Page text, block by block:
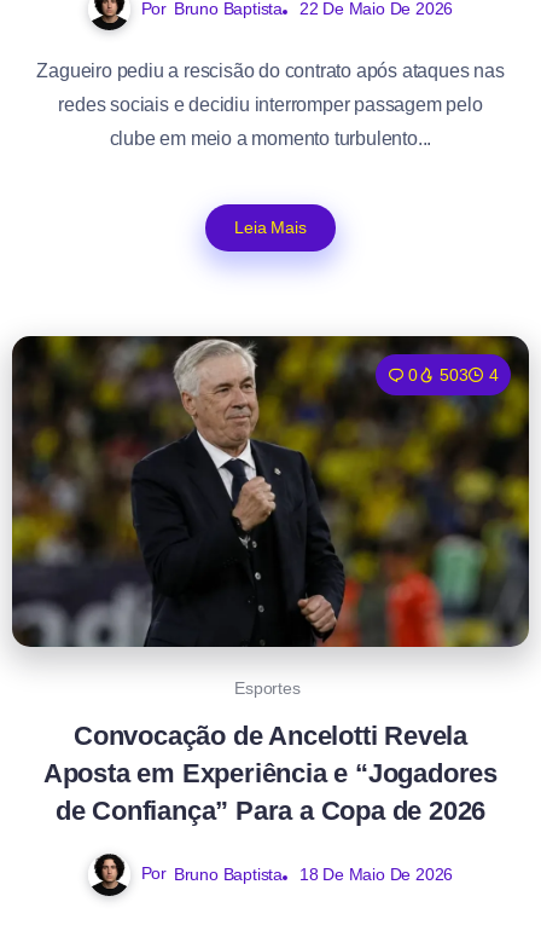
Por Bruno Baptista 22 De Maio De 2026
Zagueiro pediu a rescisão do contrato após ataques nas
redes sociais e decidiu interromper passagem pelo
clube em meio a momento turbulento...
Leia Mais
0 503 4
Esportes
Convocação de Ancelotti Revela
Aposta em Experiência e “Jogadores
de Confiança” Para a Copa de 2026
Por Bruno Baptista 18 De Maio De 2026